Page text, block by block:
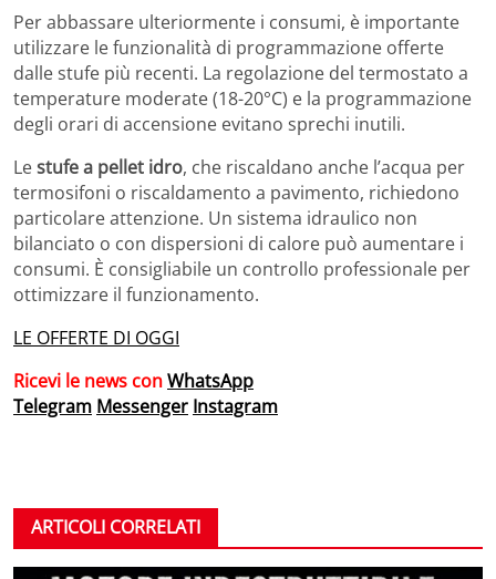
Per abbassare ulteriormente i consumi, è importante
utilizzare le funzionalità di programmazione offerte
dalle stufe più recenti. La regolazione del termostato a
temperature moderate (18-20°C) e la programmazione
degli orari di accensione evitano sprechi inutili.
Lestufe a pellet idro, che riscaldano anche l’acqua per
termosifoni o riscaldamento a pavimento, richiedono
particolare attenzione. Un sistema idraulico non
bilanciato o con dispersioni di calore può aumentare i
consumi. È consigliabile un controllo professionale per
ottimizzare il funzionamento.
LE OFFERTE DI OGGI
Ricevi le news conWhatsApp
Telegram Messenger Instagram
ARTICOLI CORRELATI